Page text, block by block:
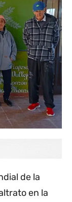
de la
en la